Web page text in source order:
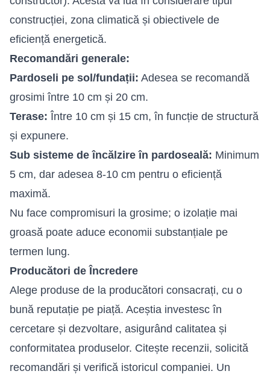
construcției, zona climatică și obiectivele de
eficiență energetică.
Recomandări generale:
Pardoseli pe sol/fundații: Adesea se recomandă
grosimi între 10 cm și 20 cm.
Terase: Între 10 cm și 15 cm, în funcție de structură
și expunere.
Sub sisteme de încălzire în pardoseală: Minimum
5 cm, dar adesea 8-10 cm pentru o eficiență
maximă.
Nu face compromisuri la grosime; o izolație mai
groasă poate aduce economii substanțiale pe
termen lung.
Producători de Încredere
Alege produse de la producători consacrați, cu o
bună reputație pe piață. Aceștia investesc în
cercetare și dezvoltare, asigurând calitatea și
conformitatea produselor. Citește recenzii, solicită
recomandări și verifică istoricul companiei. Un